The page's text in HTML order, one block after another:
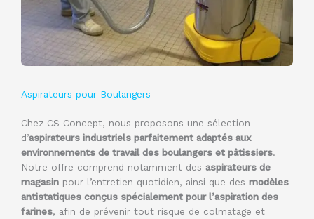
Aspirateurs pour Boulangers
Chez CS Concept, nous proposons une sélection
d’aspirateurs industriels parfaitement adaptés aux
environnements de travail des boulangers et pâtissiers.
Notre offre comprend notamment des aspirateurs de
magasin pour l’entretien quotidien, ainsi que des modèles
antistatiques conçus spécialement pour l’aspiration des
farines, afin de prévenir tout risque de colmatage et